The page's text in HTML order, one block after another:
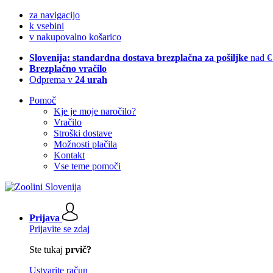
za navigacijo
k vsebini
v nakupovalno košarico
Slovenija: standardna dostava brezplačna za pošiljke nad
Brezplačno vračilo
Odprema v 24 urah
Pomoč
Kje je moje naročilo?
Vračilo
Stroški dostave
Možnosti plačila
Kontakt
Vse teme pomoči
Prijava
Prijavite se zdaj
Ste tukaj prvič?
Ustvarite račun